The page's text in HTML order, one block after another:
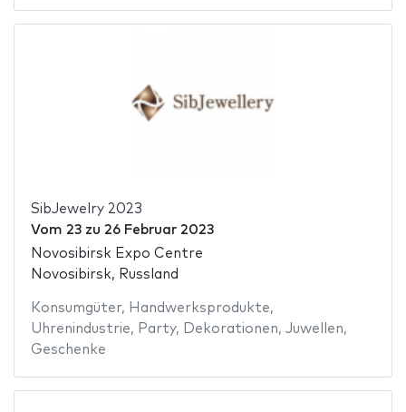
SibJewelry 2023
Vom 23zu 26 Februar 2023
Novosibirsk Expo Centre
Novosibirsk, Russland
Konsumgüter, Handwerksprodukte,
Uhrenindustrie, Party, Dekorationen, Juwellen,
Geschenke